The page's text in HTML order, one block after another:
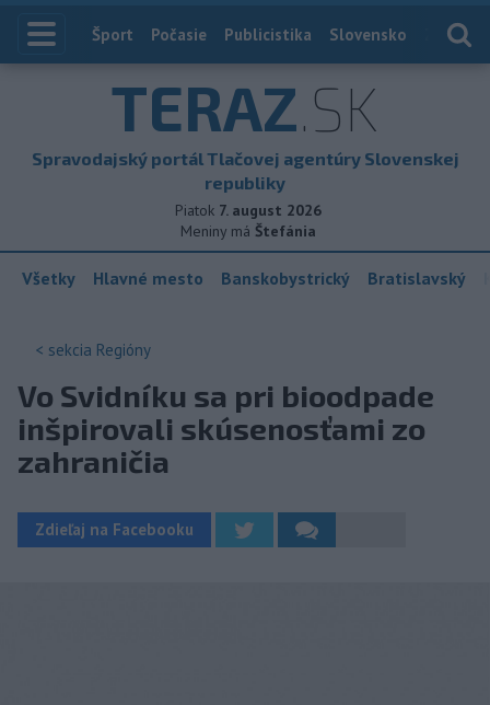
Index
Šport Počasie Publicistika Slovensko
TERAZ.SK
Spravodajský portál Tlačovej agentúry Slovenskej
republiky
Piatok 7. august 2026
Meniny má Štefánia
Všetky Hlavné mesto Banskobystrický Bratislavský
< sekcia Regióny
Vo Svidníku sa pri bioodpade
inšpirovali skúsenosťami zo
zahraničia
Zdieľaj na Facebooku